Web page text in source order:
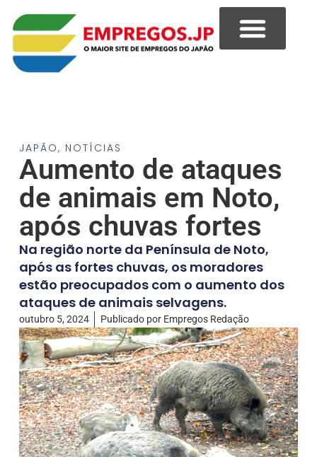
JAPÃO, NOTÍCIAS
Aumento de ataques
de animais em Noto,
após chuvas fortes
Na região norte da Península de Noto,
após as fortes chuvas, os moradores
estão preocupados com o aumento dos
ataques de animais selvagens.
outubro 5, 2024 Publicado porEmpregos Redação